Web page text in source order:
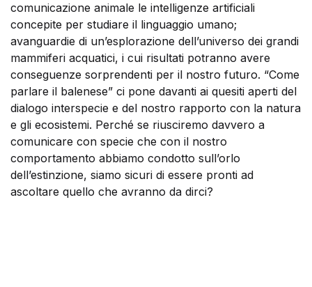
comunicazione animale le intelligenze artificiali
concepite per studiare il linguaggio umano;
avanguardie di un’esplorazione dell’universo dei grandi
mammiferi acquatici, i cui risultati potranno avere
conseguenze sorprendenti per il nostro futuro. “Come
parlare il balenese” ci pone davanti ai quesiti aperti del
dialogo interspecie e del nostro rapporto con la natura
e gli ecosistemi. Perché se riusciremo davvero a
comunicare con specie che con il nostro
comportamento abbiamo condotto sull’orlo
dell’estinzione, siamo sicuri di essere pronti ad
ascoltare quello che avranno da dirci?